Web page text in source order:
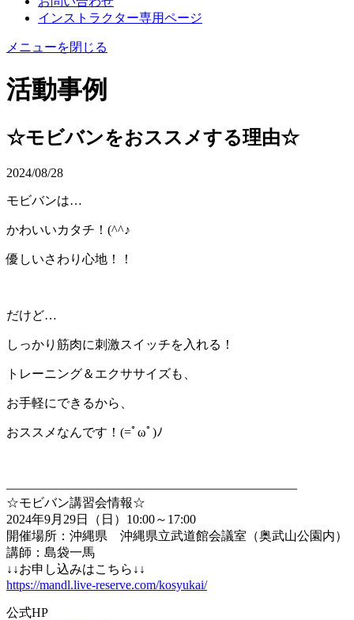
インストラクター専用ページ
メニューを閉じる
活動事例
☆モビバンをおススメする理由☆
2024/08/28
モビバンは…
かわいいカタチ！ (^^♪
優しいさわり心地！！
だけど…
しっかり筋肉に刺激スイッチを入れる！
トレーニング＆エクササイズも、
お手軽にできるから、
おススメなんです！ (=ﾟωﾟ)ﾉ
———————————————————————
☆モビバン講習会情報☆
2024年9月29日（日）10:00～17:00
開催場所：沖縄県 沖縄県立武道館会議室（奥武山公園内）
講師：島袋一馬
↓↓お申し込みはこちら↓↓
https://mandl.live-reserve.com/kosyukai/
公式HP